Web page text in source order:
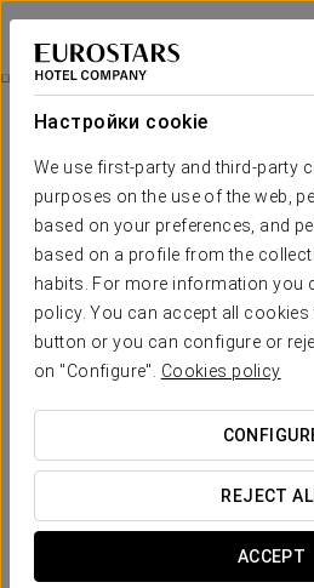
Настройки cookie
We use first-party and third-party
purposes on the use of the web,
based on your preferences, and
based on a profile from the
habits. For more information you
policy. You can accept all cookies
button or you can configure or
on "Configure". Cookies policy
REJECT
ACCEPT
Eurostars Acteón
ВАЛЕНСИЯ
Питание